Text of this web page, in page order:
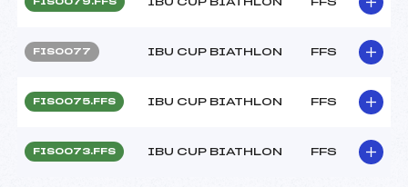
FIS0077 IBU CUP BIATHLON FFS
FIS0075.FFS IBU CUP BIATHLON FFS
FIS0073.FFS IBU CUP BIATHLON FFS